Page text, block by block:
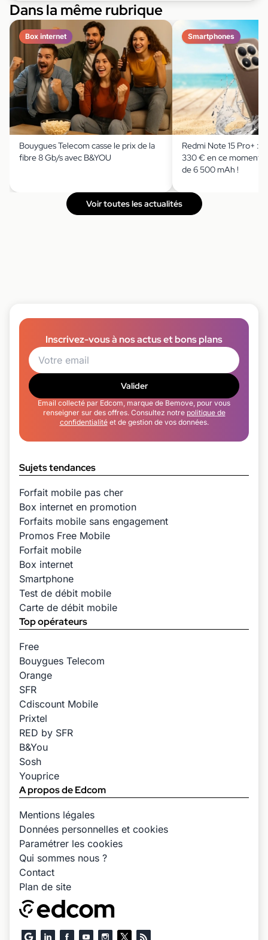
Dans la même rubrique
Box internet
Bouygues Telecom casse le prix de la
fibre 8 Gb/s avec B&YOU
Smartphones
Redmi Note 15 Pro+ : il
330 € en ce moment
de 6 500 mAh !
Voir toutes les actualités
Inscrivez-vous à nos actus et bons plans
Valider
Email collecté par Edcom, marque de Bemove, pour vous
renseigner sur des offres. Consultez notre politique de
confidentialitéet de gestion de vos données.
Sujets tendances
Forfait mobile pas cher
Box internet en promotion
Forfaits mobile sans engagement
Promos Free Mobile
Forfait mobile
Box internet
Smartphone
Test de débit mobile
Carte de débit mobile
Top opérateurs
Free
Bouygues Telecom
Orange
SFR
Cdiscount Mobile
Prixtel
RED by SFR
B&You
Sosh
Youprice
A propos de Edcom
Mentions légales
Données personnelles et cookies
Paramétrer les cookies
Qui sommes nous ?
Contact
Plan de site